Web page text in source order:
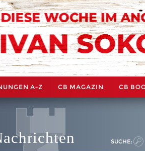
A-Z CB MAGAZIN CB
SUCHE: